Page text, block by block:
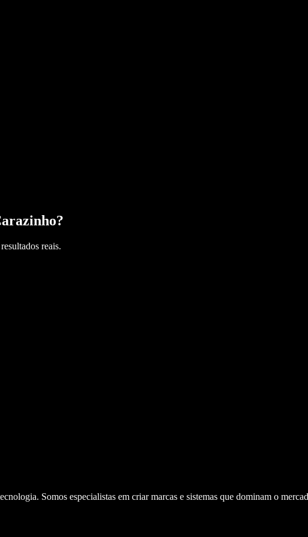
?
reais.
Somos especialistas em criar marcas e sistemas que dominam o